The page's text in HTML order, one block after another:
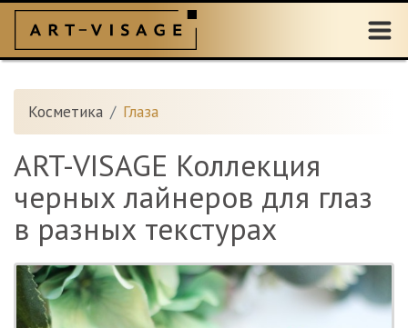
Косметика Глаза
ART-VISAGE Коллекция
черных лайнеров для глаз
в разных текстурах